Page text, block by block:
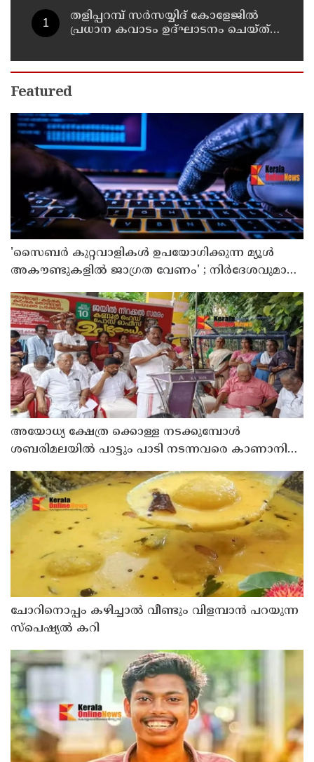
തളിപ്പറമ്പ് സർസയ്യിദ് കോളേജിൽ
പ്രധാന കവാടം ഉദ്ഘാടനം ചെയ്ത്
മന്ത്രിയുമായ പി കെ കുഞ്ഞാലിക്കുട്ടി
Featured
'സൈബര്‍ കുറ്റവാളികള്‍ ഉപയോഗിക്കുന്ന മ്യൂള്‍
അകൗണ്ടുകളില്‍ ജാഗ്രത വേണം' ; നിര്‍ദേശവുമായി
അയോധ്യ ക്ഷേത്ര ക്കൊള്ള നടക്കുമ്പോൾ
ശബരിമലയിൽ പാട്ടും പാടി നടന്നവരെ കാണാനില്ല ;
ചോറിനൊപ്പം കഴിച്ചാൽ വീണ്ടും വിളമ്പാൻ പറയുന്ന
സ്പെഷ്യൽ കറി